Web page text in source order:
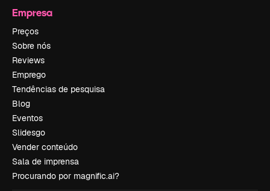
Empresa
Preços
Sobre nós
Reviews
Emprego
Tendências de pesquisa
Blog
Eventos
Slidesgo
Vender conteúdo
Sala de imprensa
Procurando por magnific.ai?